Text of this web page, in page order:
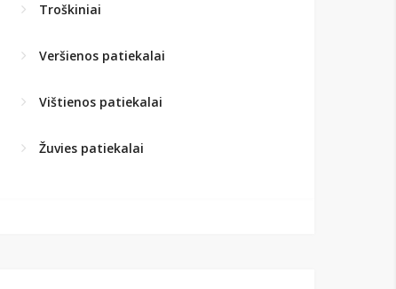
Troškiniai
Veršienos patiekalai
Vištienos patiekalai
Žuvies patiekalai